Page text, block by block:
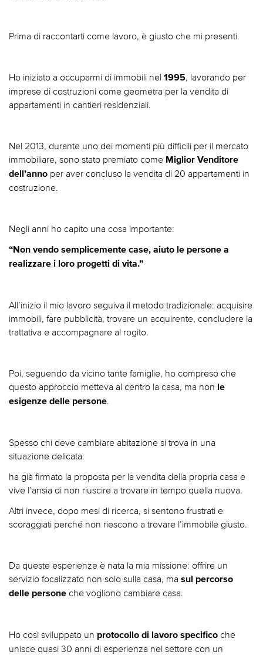
Prima di raccontarti come lavoro, è giusto che mi presenti.
Ho iniziato a occuparmi di immobili nel 1995, lavorando per
imprese di costruzioni come geometra per la vendita di
appartamenti in cantieri residenziali.
Nel 2013, durante uno dei momenti più difficili per il mercato
immobiliare, sono stato premiato come Miglior Venditore
dell’anno per aver concluso la vendita di 20 appartamenti in
costruzione.
Negli anni ho capito una cosa importante:
“Non vendo semplicemente case, aiuto le persone a
realizzare i loro progetti di vita.”
All’inizio il mio lavoro seguiva il metodo tradizionale: acquisire
immobili, fare pubblicità, trovare un acquirente, concludere la
trattativa e accompagnare al rogito.
Poi, seguendo da vicino tante famiglie, ho compreso che
questo approccio metteva al centro la casa, ma non le
esigenze delle persone.
Spesso chi deve cambiare abitazione si trova in una
situazione delicata:
ha già firmato la proposta per la vendita della propria casa e
vive l’ansia di non riuscire a trovare in tempo quella nuova.
Altri invece, dopo mesi di ricerca, si sentono frustrati e
scoraggiati perché non riescono a trovare l’immobile giusto.
Da queste esperienze è nata la mia missione: offrire un
servizio focalizzato non solo sulla casa, ma sul percorso
delle persone che vogliono cambiare casa.
Ho così sviluppato un protocollo di lavoro specifico che
unisce quasi 30 anni di esperienza nel settore con un